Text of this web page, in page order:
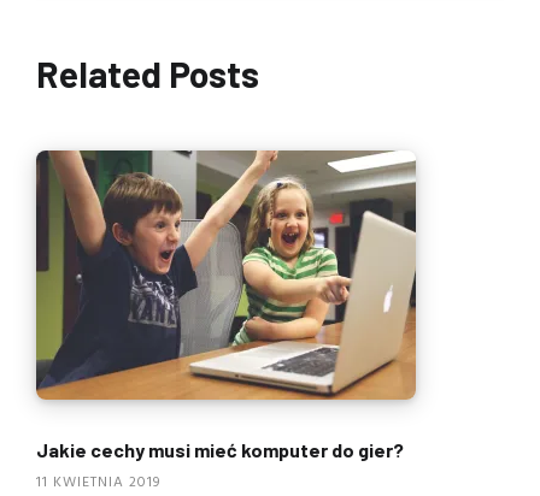
Related Posts
Jakie cechy musi mieć komputer do gier?
11 KWIETNIA 2019